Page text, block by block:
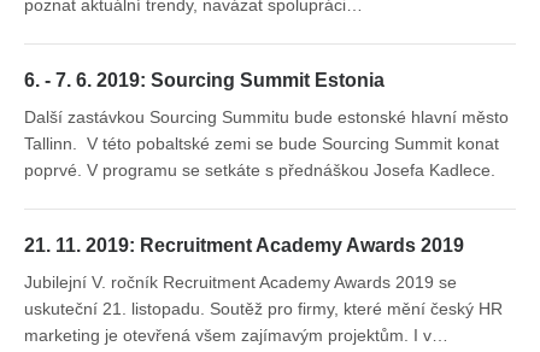
poznat aktuální trendy, navázat spolupráci…
6. - 7. 6. 2019: Sourcing Summit Estonia
Další zastávkou Sourcing Summitu bude estonské hlavní město
Tallinn. V této pobaltské zemi se bude Sourcing Summit konat
poprvé. V programu se setkáte s přednáškou Josefa Kadlece.
21. 11. 2019: Recruitment Academy Awards 2019
Jubilejní V. ročník Recruitment Academy Awards 2019 se
uskuteční 21. listopadu. Soutěž pro firmy, které mění český HR
marketing je otevřená všem zajímavým projektům. I v…